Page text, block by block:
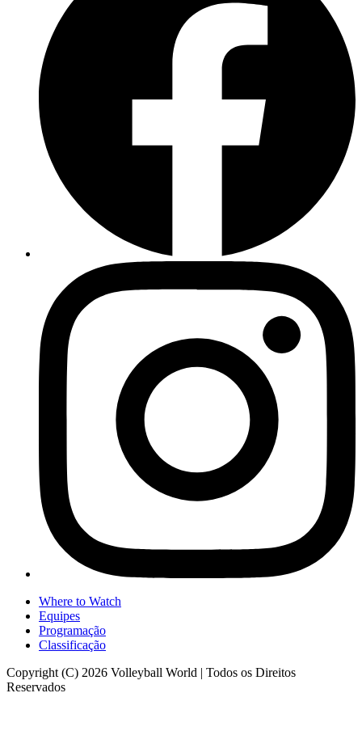
Where to Watch
Equipes
Programação
Classificação
Copyright (C) 2026 Volleyball World | Todos os Direitos
Reservados